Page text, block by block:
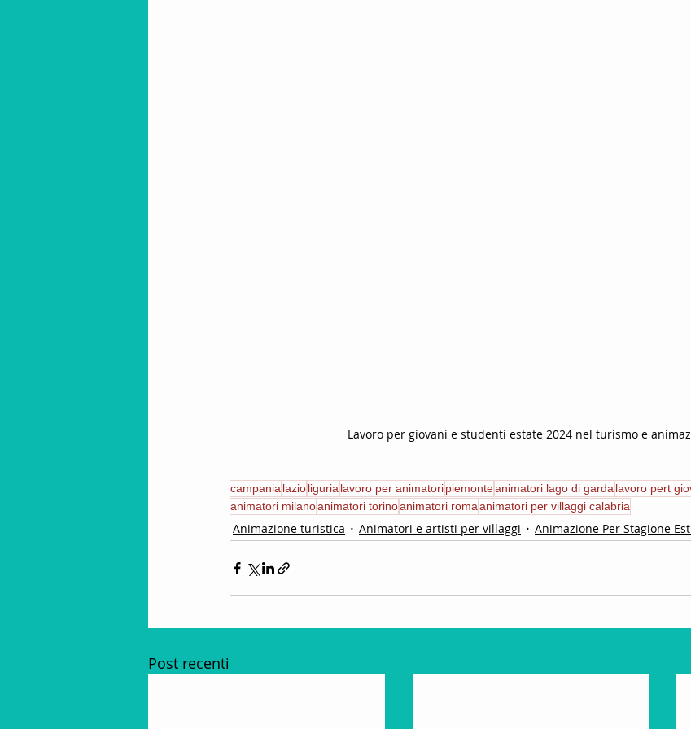
Lavoro per giovani e studenti estate 2024 nel turismo e
campania lazioliguria lavoro per animatoripiemonteanimatori lago di garda lavoro pert
animatori milanoanimatori torinoanimatori romaanimatori per villaggi calabria
Animazione turistica Animatori e artisti per villaggi Animazione Per Stagione
Post recenti